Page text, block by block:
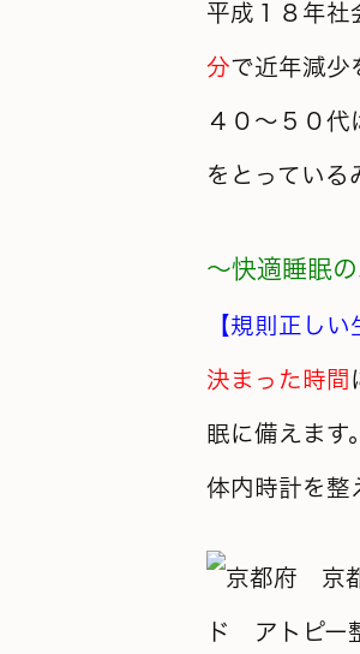
平成１８年社
分で近年減少
４０～５０代
をとっている
～快適睡眠
【規則正しい
決まった時間
眠に備えます
体内時計を整